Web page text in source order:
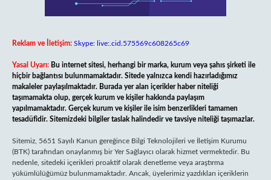
Reklam ve İletişim: Skype: live:.cid.575569c608265c69
Yasal Uyarı: Bu internet sitesi, herhangi bir marka, kurum veya şahıs şirketi ile
hiçbir bağlantısı bulunmamaktadır. Sitede yalnızca kendi hazırladığımız
makaleler paylaşılmaktadır. Burada yer alan içerikler haber niteliği
taşımamakta olup, gerçek kurum ve kişiler hakkında paylaşım
yapılmamaktadır. Gerçek kurum ve kişiler ile isim benzerlikleri tamamen
tesadüfidir. Sitemizdeki bilgiler taslak halindedir ve tavsiye niteliği taşımazlar.
Sitemiz, 5651 Sayılı Kanun gereğince Bilgi Teknolojileri ve İletişim Kurumu
(BTK) tarafından onaylanmış bir Yer Sağlayıcı olarak hizmet vermektedir. Bu
nedenle, sitedeki içerikleri proaktif olarak denetleme veya araştırma
yükümlülüğümüz bulunmamaktadır. Ancak, üyelerimiz yazdıkları içeriklerin